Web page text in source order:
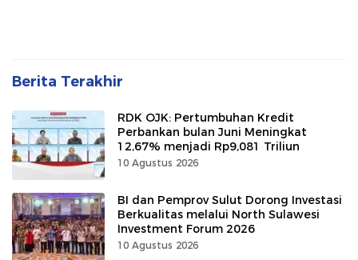
Berita Terakhir
RDK OJK: Pertumbuhan Kredit
Perbankan bulan Juni Meningkat
12,67% menjadi Rp9,081 Triliun
10 Agustus 2026
BI dan Pemprov Sulut Dorong Investasi
Berkualitas melalui North Sulawesi
Investment Forum 2026
10 Agustus 2026